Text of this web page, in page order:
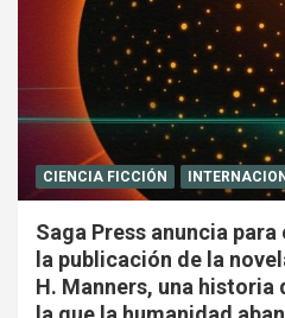
CIENCIA FICCIÓN
Saga Press anuncia
la publicación de la
H. Manners, una historia